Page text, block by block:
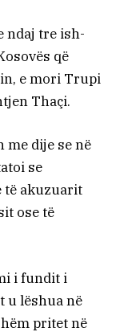
ndaj tre ish-
që
e mori Trupi
Thaçi.
me dije se në
se
të akuzuarit
ose të
i fundit i
u lëshua në
pritet në